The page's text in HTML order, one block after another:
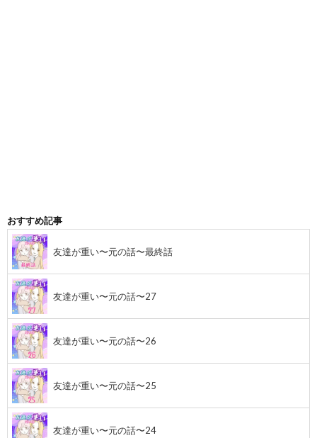
おすすめ記事
友達が重い〜元の話〜最終話
友達が重い〜元の話〜27
友達が重い〜元の話〜26
友達が重い〜元の話〜25
友達が重い〜元の話〜24